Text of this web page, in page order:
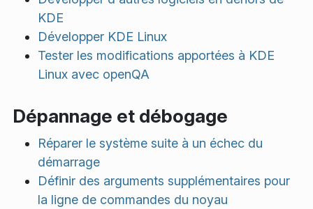
KDE
Développer KDE Linux
Tester les modifications apportées à KDE
Linux avec openQA
Dépannage et débogage
Réparer le système suite à un échec du
démarrage
Définir des arguments supplémentaires pour
la ligne de commandes du noyau